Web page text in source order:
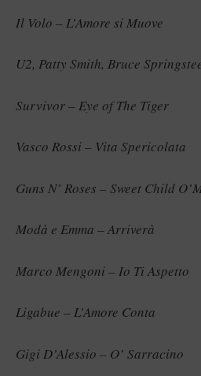
Il Volo – L’Amore si Muove
U2, Patty Smith, Bruce
Survivor – Eye of The Tiger
Vasco Rossi – Vita Spericolata
Guns N’ Roses – Sweet Child
Modà e Emma – Arriverà
Marco Mengoni – Io Ti Aspetto
Ligabue – L’Amore Conta
Gigi D’Alessio – O’ Sarracino